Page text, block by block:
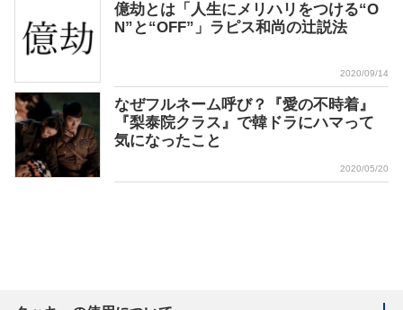
億劫とは「人生にメリハリをつける“O
N”と“OFF”」ラピス和尚の辻説法
2020/09/14
なぜフルネーム呼び？『愛の不時着』
『梨泰院クラス』で韓ドラにハマって
気になったこと
2020/05/20